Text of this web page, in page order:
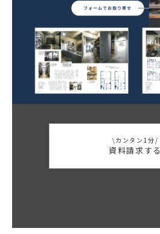
\カンタン1分/
資料請求する